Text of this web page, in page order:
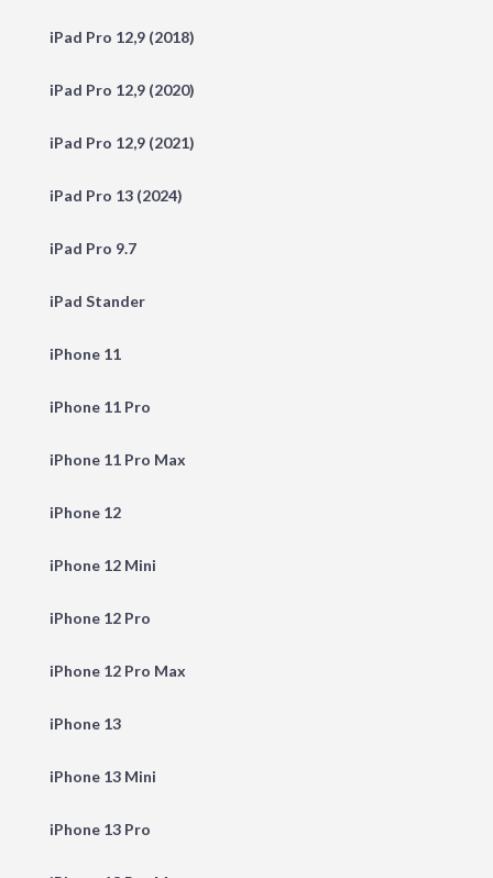
iPad Pro 12,9 (2018)
iPad Pro 12,9 (2020)
iPad Pro 12,9 (2021)
iPad Pro 13 (2024)
iPad Pro 9.7
iPad Stander
iPhone 11
iPhone 11 Pro
iPhone 11 Pro Max
iPhone 12
iPhone 12 Mini
iPhone 12 Pro
iPhone 12 Pro Max
iPhone 13
iPhone 13 Mini
iPhone 13 Pro